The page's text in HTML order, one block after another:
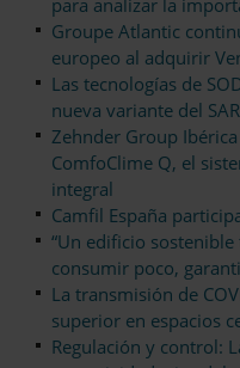
para analizar la
Groupe Atlantic
europeo al adquirir
Las tecnologías de
nueva variante del
Zehnder Group
ComfoClime Q, el
integral
Camfil España
“Un edificio
consumir poco,
La transmisión de
superior en espacios
Regulación y control: